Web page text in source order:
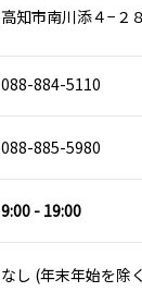
高知市南川添４−２８
088-884-5110
088-885-5980
9:00 - 19:00
なし (年末年始を除